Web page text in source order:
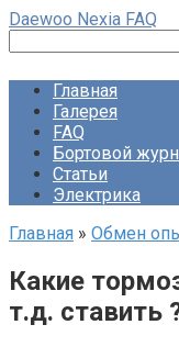
Перейти
контенту
Daewoo Nexia FAQ
Главная
Галерея
FAQ
Бортовой
Статьи
Электрика
Главная » Обмен
Какие
т.д. ставить